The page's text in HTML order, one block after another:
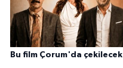
Bu film Çorum'da çekilecek